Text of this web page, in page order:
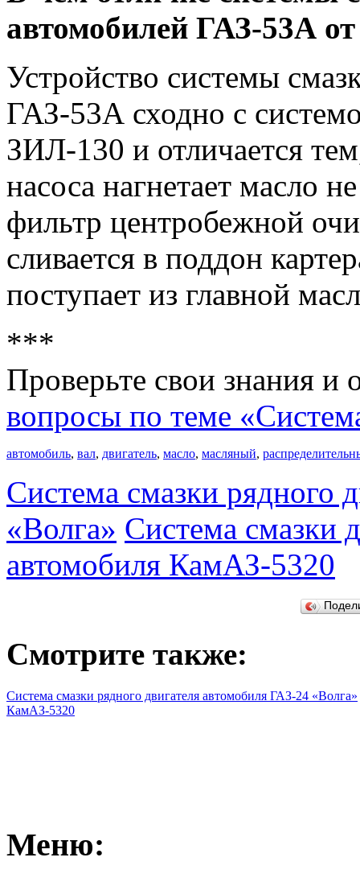
автомобилей ГАЗ-53А
Устройство системы
ГАЗ-53А сходно с
ЗИЛ-130 и отличается
насоса нагнетает масло
фильтр центробежной
сливается в поддон
поступает из главной
***
Проверьте свои знания и
вопросы по теме
автомобиль, вал, двигатель, масло, масляный,
Система смазки рядного
«Волга» Система смазки
автомобиля КамАЗ-5320
Смотрите также:
Система смазки рядного двигателя автомобиля ГАЗ-24 «Волга»
КамАЗ-5320
Меню: